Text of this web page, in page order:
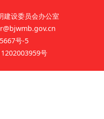
建设委员会办公室
号-5
号